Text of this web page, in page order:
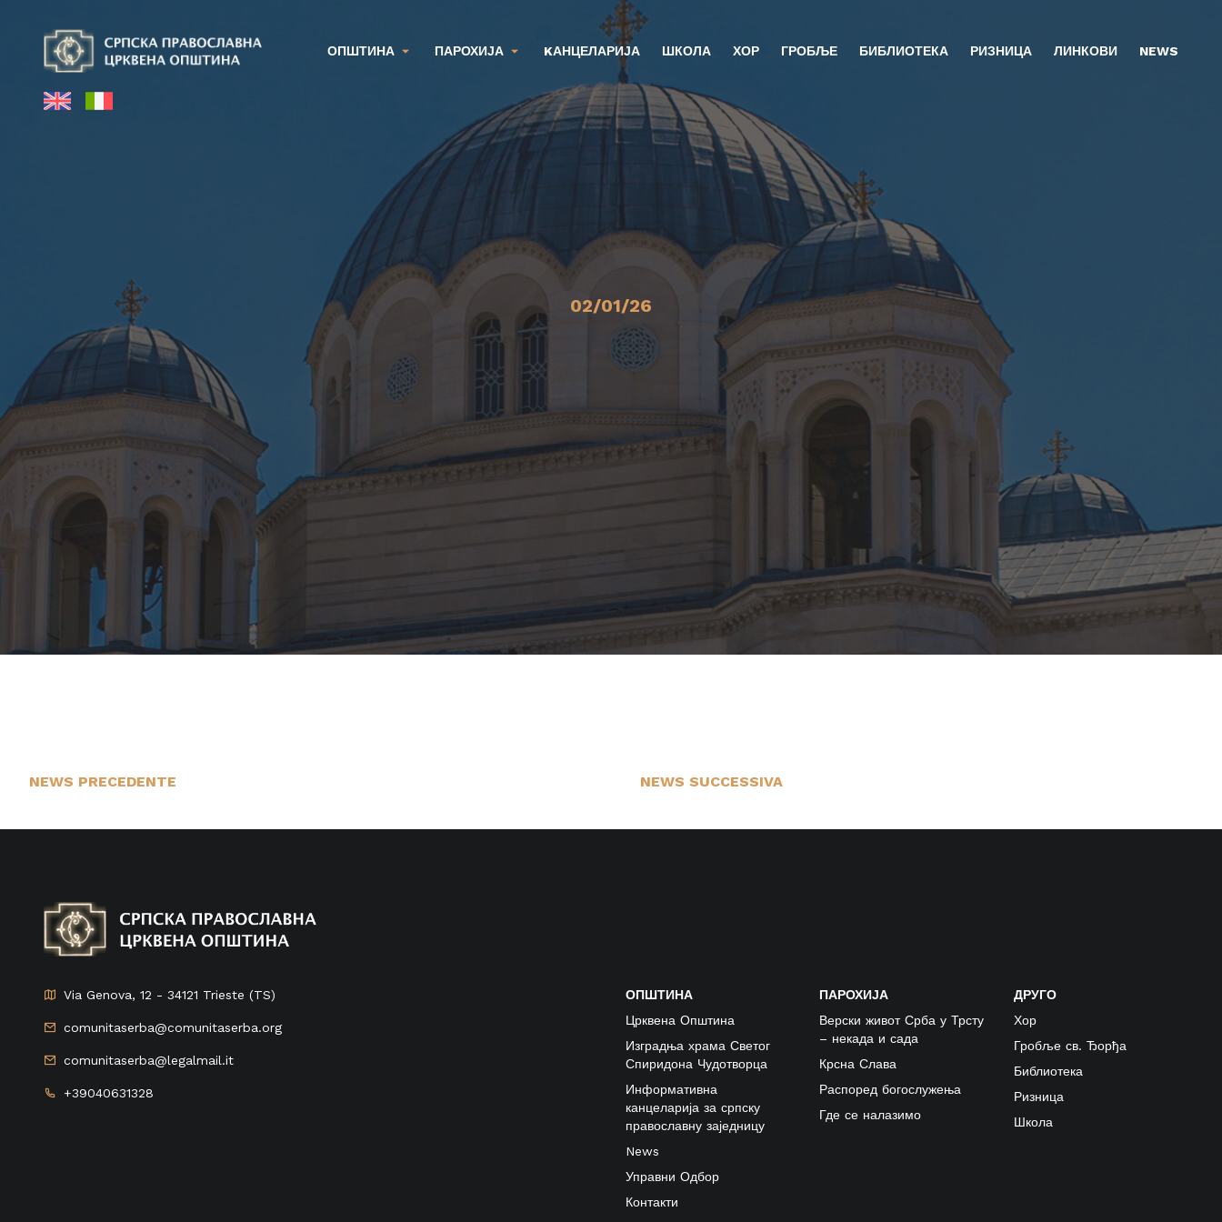
ОПШТИНА ПАРОХИЈА KАНЦЕЛАРИЈА ШКОЛА ХОР ГРОБЉЕ БИБЛИОТЕКА РИЗНИЦА ЛИНКОВИ NEWS
02/01/26
NEWS PRECEDENTE NEWS SUCCESSIVA
Via Genova, 12 - 34121 Trieste (TS)
comunitaserba@comunitaserba.org
comunitaserba@legalmail.it
+39040631328
ОПШТИНА
Црквена Општина
Изградња храма Светог
Спиридона Чудотворца
Информативна
канцеларија за српску
православну заједницу
News
Управни Одбор
Контакти
ПАРОХИЈА
Верски живот Срба у Трсту
– некада и сада
Крсна Слава
Распоред богослужења
Где се налазимо
ДРУГО
Хор
Гробље св. Ђорђа
Библиотека
Ризница
Школа